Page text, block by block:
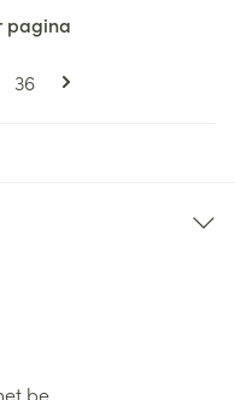
pagina
Pagina
36
pagina